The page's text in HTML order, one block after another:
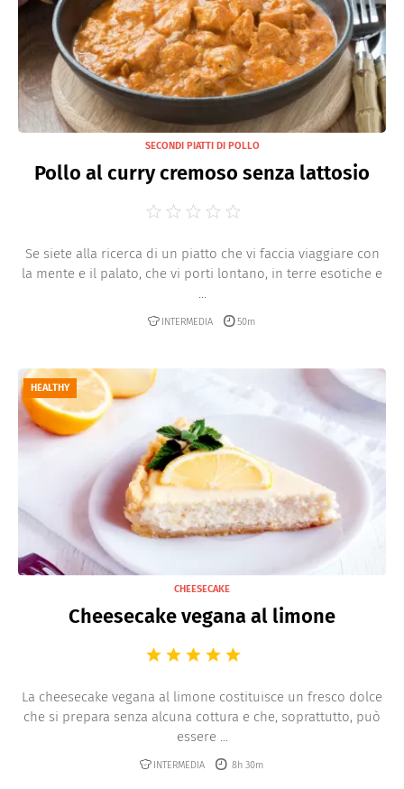
SECONDI PIATTI DI POLLO
Pollo al curry cremoso senza lattosio
Se siete alla ricerca di un piatto che vi faccia viaggiare con
la mente e il palato, che vi porti lontano, in terre esotiche e
...
INTERMEDIA 50m
HEALTHY
CHEESECAKE
Cheesecake vegana al limone
La cheesecake vegana al limone costituisce un fresco dolce
che si prepara senza alcuna cottura e che, soprattutto, può
essere ...
INTERMEDIA 8h 30m